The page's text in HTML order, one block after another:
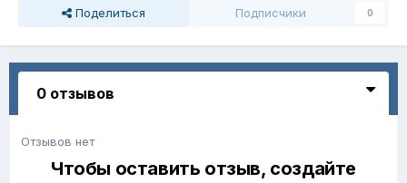
Поделиться Подписчики 0
0 отзывов
Отзывов нет
Чтобы оставить отзыв, создайте